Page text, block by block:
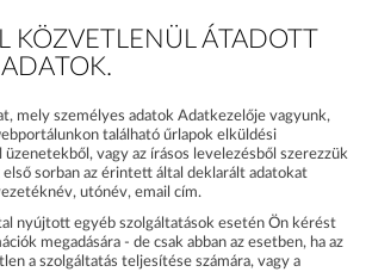
KÖZVETLENÜL ÁTADOTT
mely személyes adatok Adatkezelője vagyunk,
található űrlapok elküldési
üzenetekből, vagy az írásos levelezésből szerezzük
sorban az érintett által deklarált adatokat
utónév, email cím.
nyújtott egyéb szolgáltatások esetén Ön kérést
megadására - de csak abban az esetben, ha az
a szolgáltatás teljesítése számára, vagy a